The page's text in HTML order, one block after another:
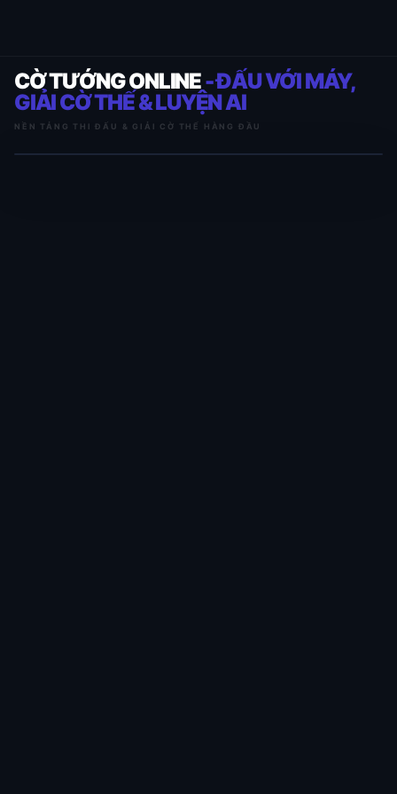
CỜ TƯỚNG ONLINE- ĐẤU VỚI MÁY,
GIẢI CỜ THẾ & LUYỆN AI
NỀN TẢNG THI ĐẤU & GIẢI CỜ THẾ HÀNG ĐẦU